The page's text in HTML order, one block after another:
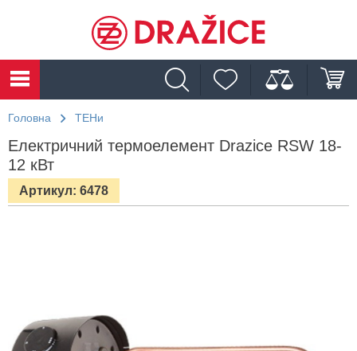
Головна ТЕНи
Електричний термоелемент Drazice RSW 18-
12 кВт
Артикул: 6478